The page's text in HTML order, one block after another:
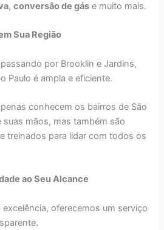
,conversão de gás e muito mais.
Sua Região
por Brooklin e Jardins,
Paulo é ampla e eficiente.
conhecem os bairros de São
suas mãos, mas também são
treinados para lidar com todos os
ao Seu Alcance
oferecemos um serviço